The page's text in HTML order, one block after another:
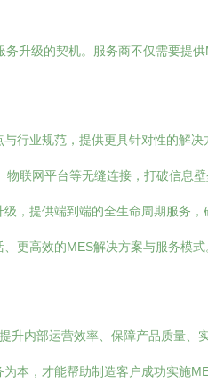
升级的契机。服务商不仅需要提
行业规范，提供更具针对性的解决
联网平台等无缝连接，打破信息壁
，提供端到端的全生命周期服务，
更高效的MES解决方案与服务模式
升内部运营效率、保障产品质量
本，才能帮助制造客户成功实施